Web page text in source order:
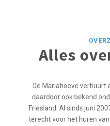
Alles
De Mariahoeve verhuurt
daardoor ook bekend
Friesland. Al sinds juni
terecht voor het huren